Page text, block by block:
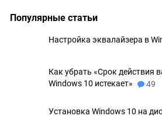
Популярные статьи
Настройка эквалайзера в
Как убрать «Срок действия
Windows 10 истекает»
49
Установка Windows 10 на